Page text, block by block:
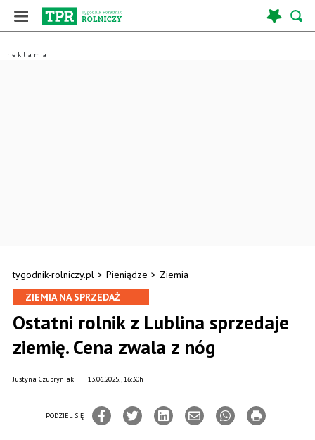
tygodnik-rolniczy.pl > Pieniądze > Ziemia
ZIEMIA NA SPRZEDAŻ
Ostatni rolnik z Lublina sprzedaje
ziemię. Cena zwala z nóg
13.06.2025., 16:30h
Justyna Czupryniak
PODZIEL SIĘ